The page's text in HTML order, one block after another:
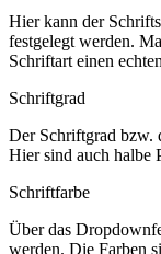
Hier kann der
festgelegt werden.
Schriftart einen
Schriftgrad
Der Schriftgrad bzw.
Hier sind auch halbe
Schriftfarbe
Über das
werden. Die Farben